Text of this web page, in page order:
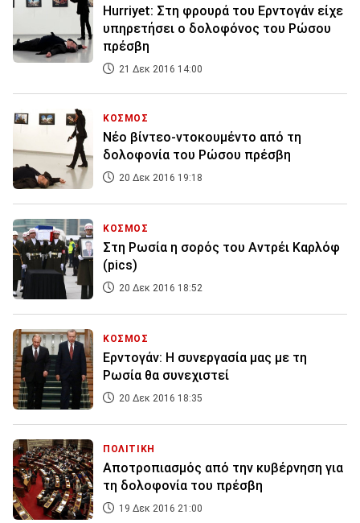
Hurriyet: Στη φρουρά του Ερντογάν είχε
υπηρετήσει ο δολοφόνος του Ρώσου
πρέσβη
21 Δεκ 2016 14:00
ΚΟΣΜΟΣ
Νέο βίντεο-ντοκουμέντο από τη
δολοφονία του Ρώσου πρέσβη
20 Δεκ 2016 19:18
ΚΟΣΜΟΣ
Στη Ρωσία η σορός του Αντρέι Καρλόφ
(pics)
20 Δεκ 2016 18:52
ΚΟΣΜΟΣ
Ερντογάν: Η συνεργασία μας με τη
Ρωσία θα συνεχιστεί
20 Δεκ 2016 18:35
ΠΟΛΙΤΙΚΗ
Αποτροπιασμός από την κυβέρνηση για
τη δολοφονία του πρέσβη
19 Δεκ 2016 21:00